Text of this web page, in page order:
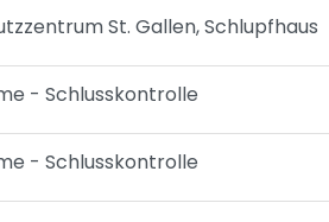
St. Gallen, Schlupfhaus
- Schlusskontrolle
- Schlusskontrolle